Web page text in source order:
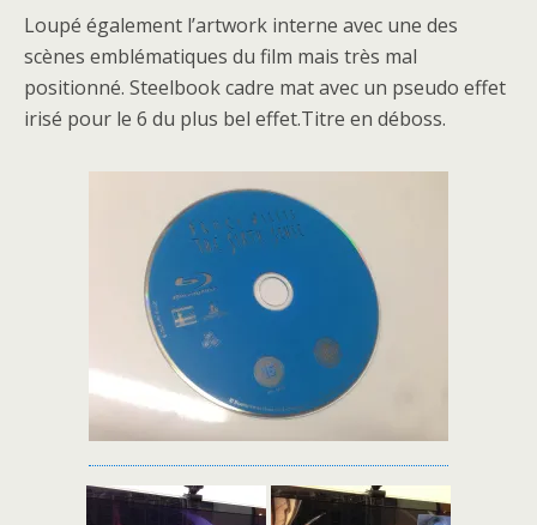
Loupé également l’artwork interne avec une des
scènes emblématiques du film mais très mal
positionné. Steelbook cadre mat avec un pseudo effet
irisé pour le 6 du plus bel effet.Titre en déboss.